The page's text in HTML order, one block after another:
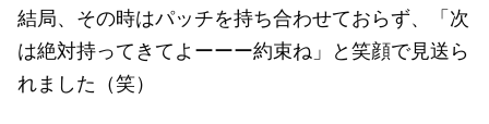
結局、その時はパッチを持ち合わせておらず、「次
は絶対持ってきてよーーー約束ね」と笑顔で見送ら
れました（笑）